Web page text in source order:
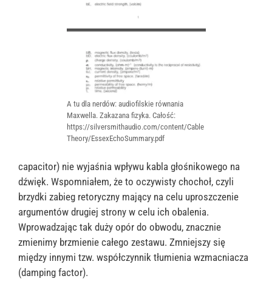
A tu dla nerdów: audiofilskie równania
Maxwella. Zakazana fizyka. Całość:
https://silversmithaudio.com/content/Cable
Theory/EssexEchoSummary.pdf
capacitor) nie wyjaśnia wpływu kabla głośnikowego na
dźwięk. Wspomniałem, że to oczywisty chochoł, czyli
brzydki zabieg retoryczny mający na celu uproszczenie
argumentów drugiej strony w celu ich obalenia.
Wprowadzając tak duży opór do obwodu, znacznie
zmienimy brzmienie całego zestawu. Zmniejszy się
między innymi tzw. współczynnik tłumienia wzmacniacza
(damping factor).